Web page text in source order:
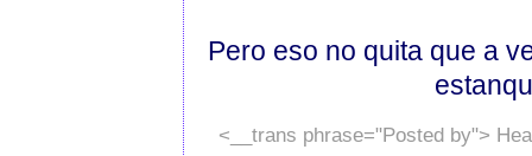
Pero eso no quita que a
<__trans phrase="Posted by">